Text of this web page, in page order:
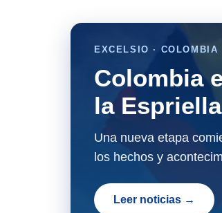
EXCELSIO · COLOMBIA
Colombia
la Espriella
Una nueva etapa
los hechos y
Leer noticias →